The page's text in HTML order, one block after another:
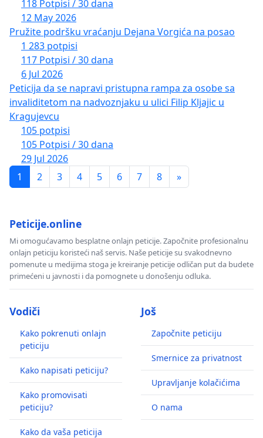
118 Potpisi / 30 dana
12 May 2026
Pružite podršku vraćanju Dejana Vorgića na posao
1 283 potpisi
117 Potpisi / 30 dana
6 Jul 2026
Peticija da se napravi pristupna rampa za osobe sa
invaliditetom na nadvoznjaku u ulici Filip Kljajic u
Kragujevcu
105 potpisi
105 Potpisi / 30 dana
29 Jul 2026
1
2 3 4 5 6 7 8 »
Peticije.online
Mi omogućavamo besplatne onlajn peticije. Započnite profesionalnu
onlajn peticiju koristeći naš servis. Naše peticije su svakodnevno
pomenute u medijima stoga je kreiranje peticije odličan put da budete
primećeni u javnosti i da pomognete u donošenju odluka.
Vodiči
Kako pokrenuti onlajn
peticiju
Kako napisati peticiju?
Kako promovisati
peticiju?
Kako da vaša peticija
Još
Započnite peticiju
Smernice za privatnost
Upravljanje kolačićima
O nama